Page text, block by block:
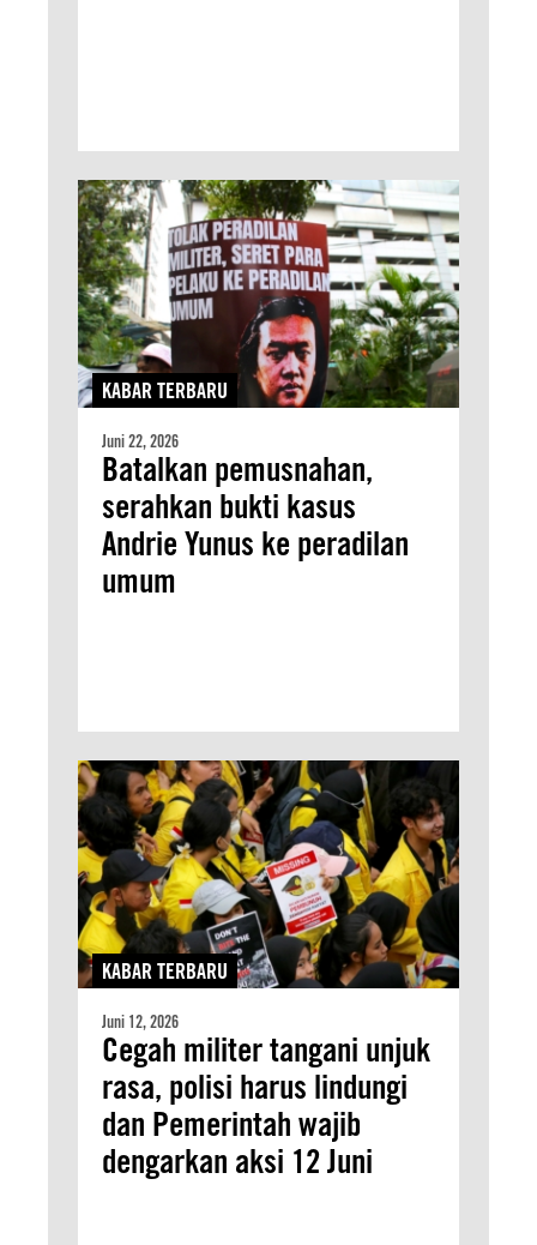
KABAR TERBARU
Juni 22, 2026
Batalkan pemusnahan,
serahkan bukti kasus
Andrie Yunus ke peradilan
umum
KABAR TERBARU
Juni 12, 2026
Cegah militer tangani unjuk
rasa, polisi harus lindungi
dan Pemerintah wajib
dengarkan aksi 12 Juni